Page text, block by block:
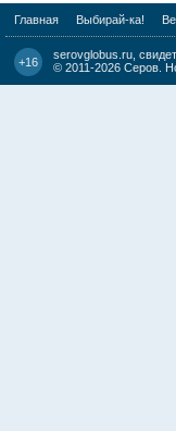
Главная Выбирай-ка!
+16
serovglobus.ru,
© 2011-2026 Серов.